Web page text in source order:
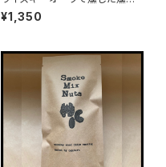
ビックカシューナッツ100g入り
¥1,350